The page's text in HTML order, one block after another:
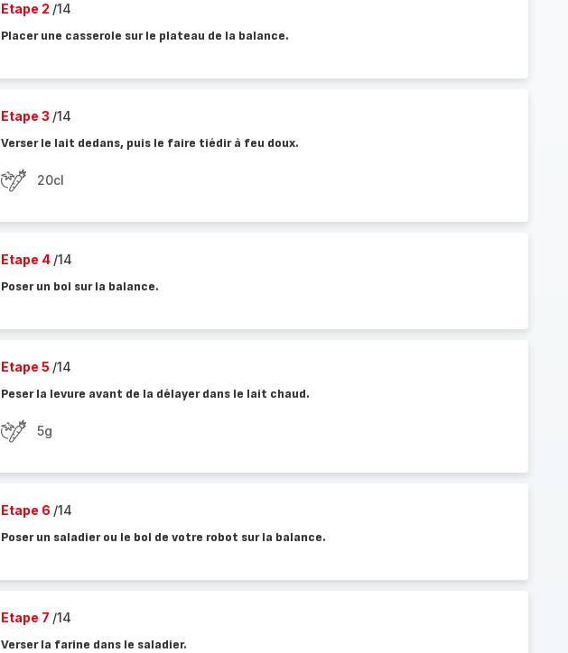
Etape 2 /14
Placer une casserole sur le plateau de la balance.
Etape 3 /14
Verser le lait dedans, puis le faire tiédir à feu doux.
20cl
Etape 4 /14
Poser un bol sur la balance.
Etape 5 /14
Peser la levure avant de la délayer dans le lait chaud.
5g
Etape 6 /14
Poser un saladier ou le bol de votre robot sur la balance.
Etape 7 /14
Verser la farine dans le saladier.